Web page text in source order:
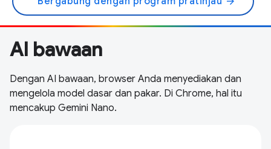
AI bawaan
Dengan AI bawaan, browser Anda menyediakan dan
mengelola model dasar dan pakar. Di Chrome, hal itu
mencakup Gemini Nano.